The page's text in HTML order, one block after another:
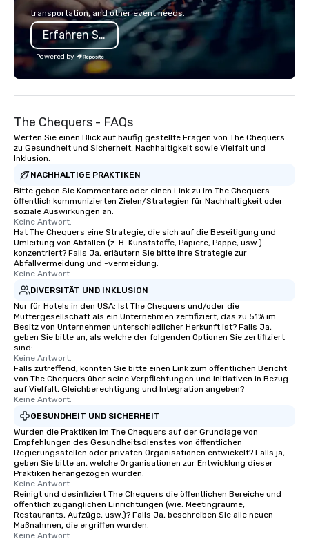
promo videos for quick snippets!) •
Customized content creates a
memorable event experience for all
attendees. • You do not have to be a
“trivia person” to have lots of fun! We
take a unique and creative approach
short, we want you to have a good
time throughout! Team Building
Activities and Conferences are our
easy (and “non-cringey”) way for
attendees to connect quickly —
especially those, for virtual events, at
different locations! These quick
connections create a friendly,
collaborative environment and boost
communication beyond the event
so your events leave
transportation, and other event needs.
Erfahren Sie mehr
Powered by
The Chequers - FAQs
Werfen Sie einen Blick auf häufig gestellte Fragen von The Chequers
zu Gesundheit und Sicherheit, Nachhaltigkeit sowie Vielfalt und
Inklusion.
NACHHALTIGE PRAKTIKEN
Bitte geben Sie Kommentare oder einen Link zu im The Chequers
öffentlich kommunizierten Zielen/Strategien für Nachhaltigkeit oder
soziale Auswirkungen an.
Keine Antwort.
Hat The Chequers eine Strategie, die sich auf die Beseitigung und
Umleitung von Abfällen (z. B. Kunststoffe, Papiere, Pappe, usw.)
konzentriert? Falls Ja, erläutern Sie bitte Ihre Strategie zur
Abfallvermeidung und -vermeidung.
Keine Antwort.
DIVERSITÄT UND INKLUSION
Nur für Hotels in den USA: Ist The Chequers und/oder die
Muttergesellschaft als ein Unternehmen zertifiziert, das zu 51% im
Besitz von Unternehmen unterschiedlicher Herkunft ist? Falls Ja,
geben Sie bitte an, als welche der folgenden Optionen Sie zertifiziert
sind:
Keine Antwort.
Falls zutreffend, könnten Sie bitte einen Link zum öffentlichen Bericht
von The Chequers über seine Verpflichtungen und Initiativen in Bezug
auf Vielfalt, Gleichberechtigung und Integration angeben?
Keine Antwort.
GESUNDHEIT UND SICHERHEIT
Wurden die Praktiken im The Chequers auf der Grundlage von
Empfehlungen des Gesundheitsdienstes von öffentlichen
Regierungsstellen oder privaten Organisationen entwickelt? Falls ja,
geben Sie bitte an, welche Organisationen zur Entwicklung dieser
Praktiken herangezogen wurden:
Keine Antwort.
Reinigt und desinfiziert The Chequers die öffentlichen Bereiche und
öffentlich zugänglichen Einrichtungen (wie: Meetingräume,
Restaurants, Aufzüge, usw.)? Falls Ja, beschreiben Sie alle neuen
Maßnahmen, die ergriffen wurden.
Keine Antwort.